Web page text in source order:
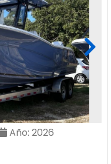
Año: 2026